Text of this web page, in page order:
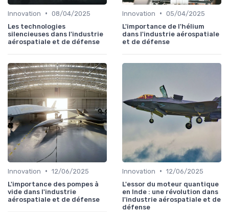
Innovation • 08/04/2025
Les technologies
silencieuses dans l'industrie
aérospatiale et de défense
Innovation • 05/04/2025
L'importance de l'hélium
dans l'industrie aérospatiale
et de défense
Innovation • 12/06/2025
L'importance des pompes à
vide dans l'industrie
aérospatiale et de défense
Innovation • 12/06/2025
L'essor du moteur quantique
en Inde : une révolution dans
l'industrie aérospatiale et de
défense